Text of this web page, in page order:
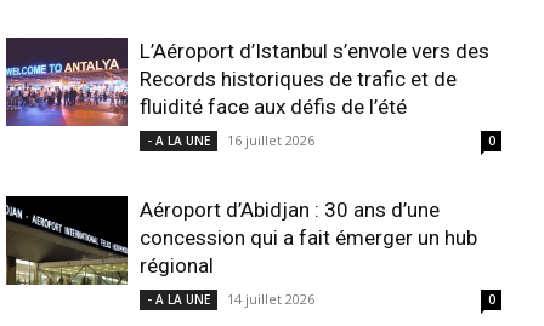
L’Aéroport d’Istanbul s’envole vers des
Records historiques de trafic et de
fluidité face aux défis de l’été
- A LA UNE 16 juillet 2026 0
Aéroport d’Abidjan : 30 ans d’une
concession qui a fait émerger un hub
régional
- A LA UNE 14 juillet 2026 0